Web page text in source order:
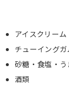
アイスクリーム
チューイングガ
砂糖・食塩・
酒類